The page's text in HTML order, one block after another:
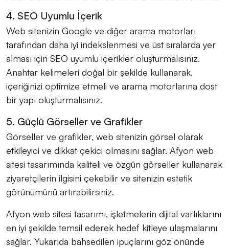
4. SEO Uyumlu İçerik
Web sitenizin Google ve diğer arama motorları
tarafından daha iyi indekslenmesi ve üst sıralarda yer
alması için SEO uyumlu içerikler oluşturmalısınız.
Anahtar kelimeleri doğal bir şekilde kullanarak,
içeriğinizi optimize etmeli ve arama motorlarına dost
bir yapı oluşturmalısınız.
5. Güçlü Görseller ve Grafikler
Görseller ve grafikler, web sitenizin görsel olarak
etkileyici ve dikkat çekici olmasını sağlar. Afyon web
sitesi tasarımında kaliteli ve özgün görseller kullanarak
ziyaretçilerin ilgisini çekebilir ve sitenizin estetik
görünümünü artırabilirsiniz.
Afyon web sitesi tasarımı, işletmelerin dijital varlıklarını
en iyi şekilde temsil ederek hedef kitleye ulaşmalarını
sağlar. Yukarıda bahsedilen ipuçlarını göz önünde